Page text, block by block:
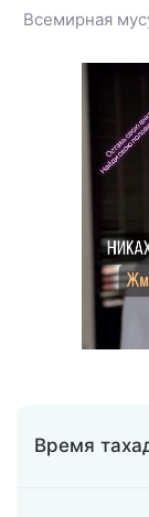
Всемирная
Время